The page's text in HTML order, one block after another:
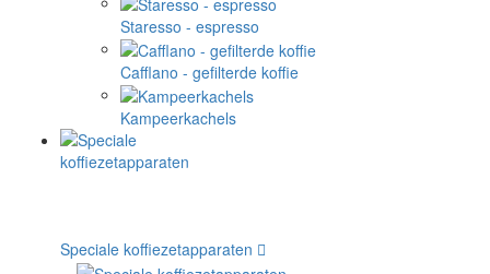
Staresso - espresso
Cafflano - gefilterde koffie
Kampeerkachels
Speciale koffiezetapparaten